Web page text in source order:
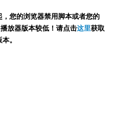
，您的浏览器禁用脚本或者您的
放器版本较低！请点击这里获取
。